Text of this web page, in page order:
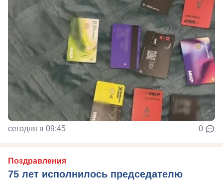
сегодня в 09:45 0
Поздравления
75 лет исполнилось председателю